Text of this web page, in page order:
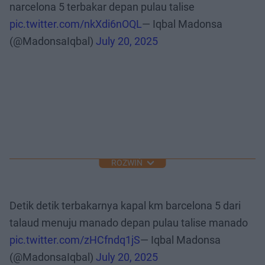
narcelona 5 terbakar depan pulau talise
pic.twitter.com/nkXdi6nOQL— Iqbal Madonsa
(@MadonsaIqbal) July 20, 2025
ROZWIŃ
Detik detik terbakarnya kapal km barcelona 5 dari
talaud menuju manado depan pulau talise manado
pic.twitter.com/zHCfndq1jS— Iqbal Madonsa
(@MadonsaIqbal) July 20, 2025